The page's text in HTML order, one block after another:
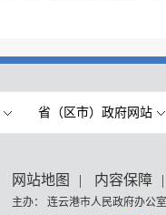
省（区市）政府网站
网站地图 | 内容保障 |
主办： 连云港市人民政府办